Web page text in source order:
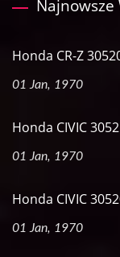
Najnowsze
Honda CR-Z
01 Jan, 1970
Honda CIVIC
01 Jan, 1970
Honda CIVIC
01 Jan, 1970